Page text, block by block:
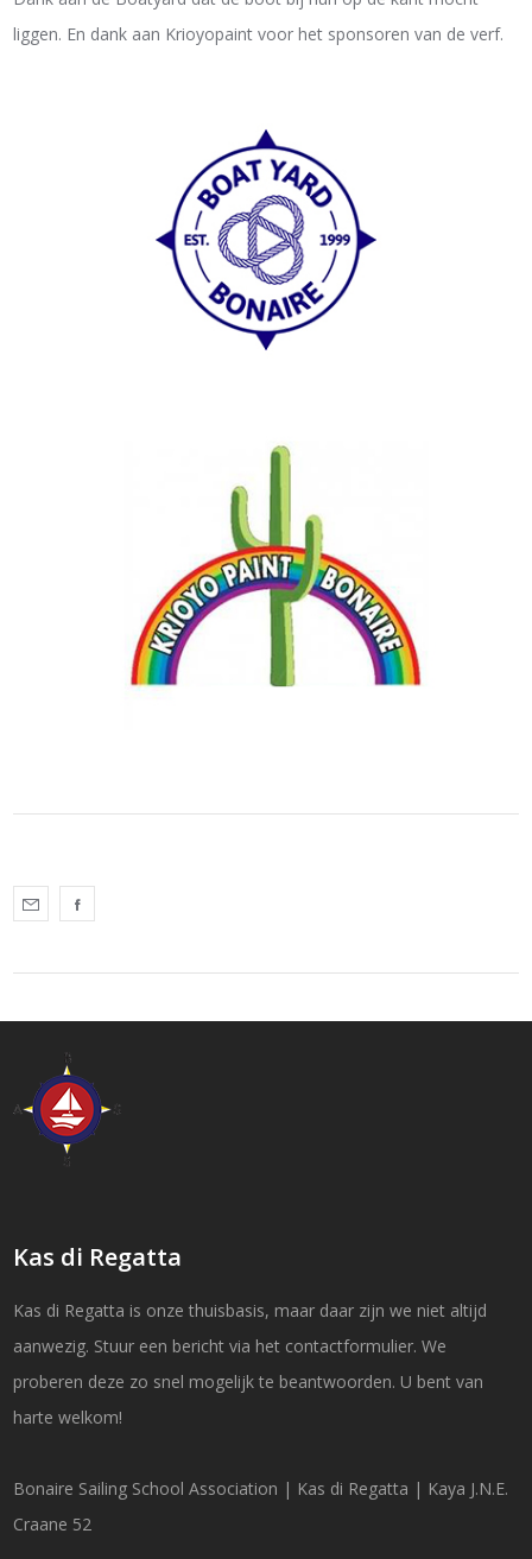
liggen. En dank aan Krioyopaint voor het sponsoren van de verf.
Kas di Regatta
Kas di Regatta is onze thuisbasis, maar daar zijn we niet altijd
aanwezig. Stuur een bericht via het contactformulier. We
proberen deze zo snel mogelijk te beantwoorden. U bent van
harte welkom!
Bonaire Sailing School Association | Kas di Regatta | Kaya J.N.E.
Craane 52